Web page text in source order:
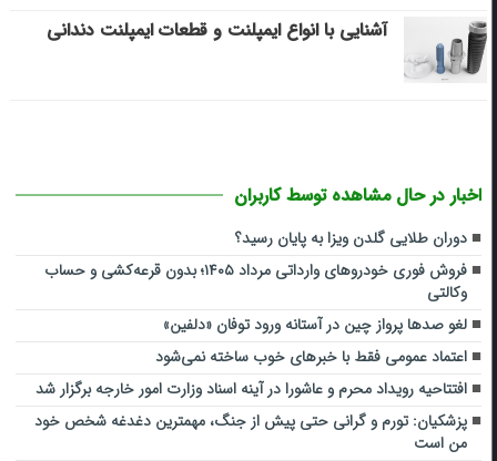
آشنایی با انواع ایمپلنت و قطعات ایمپلنت دندانی
اخبار در حال مشاهده توسط کاربران
دوران طلایی گلدن ویزا به پایان رسید؟
فروش فوری خودروهای وارداتی مرداد ۱۴۰۵؛ بدون قرعه‌کشی و حساب
وکالتی
لغو صدها پرواز چین در آستانه ورود توفان «دلفین»
اعتماد عمومی فقط با خبرهای خوب ساخته نمی‌شود
افتتاحیه رویداد محرم و عاشورا در آینه اسناد وزارت امور خارجه برگزار شد
پزشکیان: تورم و گرانی حتی پیش از جنگ، مهمترین دغدغه شخص خود
من است